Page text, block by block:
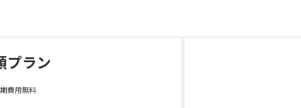
プラン
費用無料